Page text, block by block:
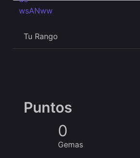
Tu Rango
Puntos
0
Gemas